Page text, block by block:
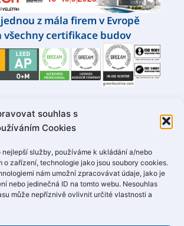
souhlas s
Cookies
služby, používáme k ukládání a/nebo
o zařízení, technologie jako jsou soubory cookies.
nám umožní zpracovávat údaje, jako je
nebo jedinečná ID na tomto webu. Nesouhlas
může nepříznivě ovlivnit určité vlastnosti a
jednou z mála firem v Evropě
všechny certifikace budov